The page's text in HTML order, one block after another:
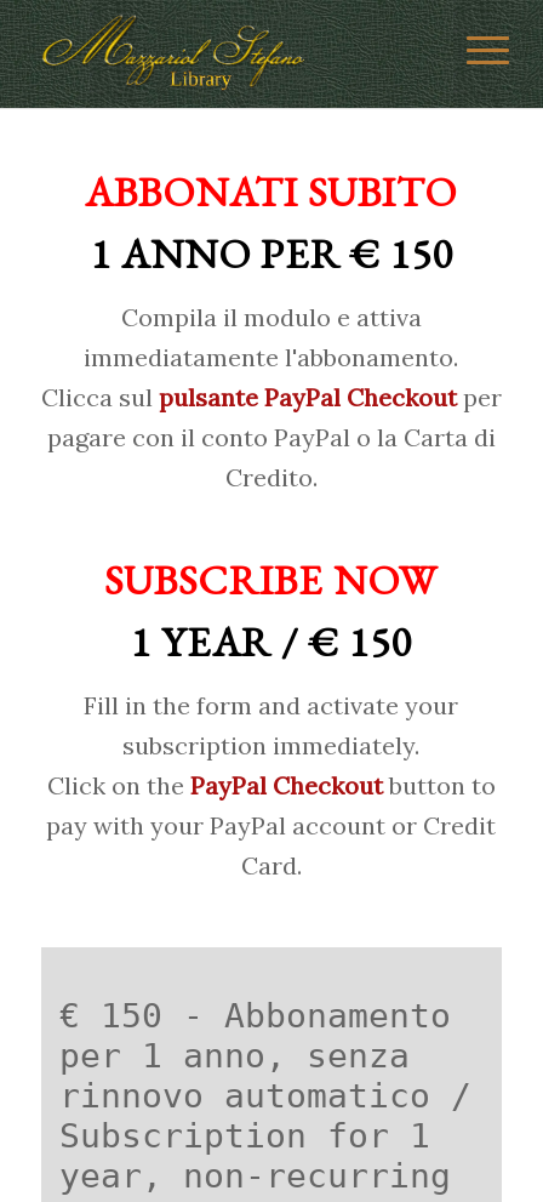
ABBONATI SUBITO
1 ANNO PER € 150
Compila il modulo e attiva
immediatamente l'abbonamento.
Clicca sul pulsante PayPal Checkoutper
pagare con il conto PayPal o la Carta di
Credito.
SUBSCRIBE NOW
1 YEAR / € 150
Fill in the form and activate your
subscription immediately.
Click on the PayPal Checkoutbutton to
pay with your PayPal account or Credit
Card.
€ 150 - Abbonamento
per 1 anno, senza
rinnovo automatico /
Subscription for 1
year, non-recurring